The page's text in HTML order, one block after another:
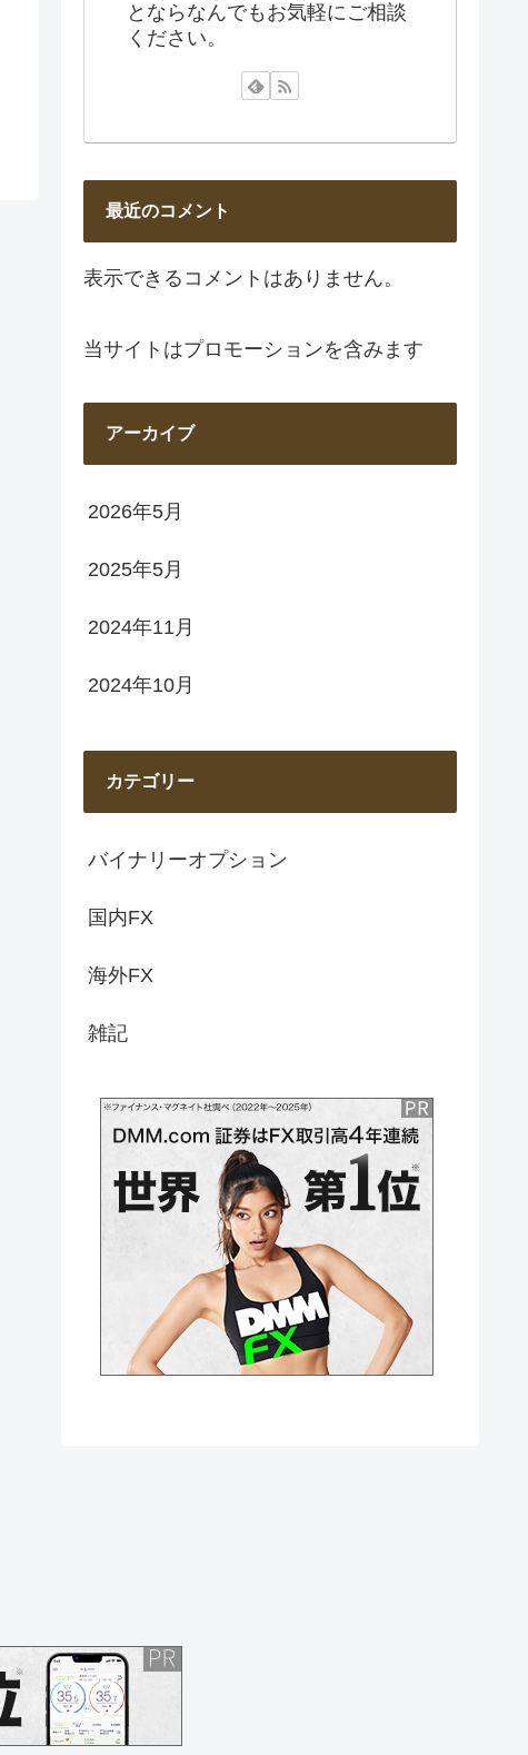
とならなんでもお気軽にご相談
ください。
最近のコメント
表示できるコメントはありません。
当サイトはプロモーションを含みます
アーカイブ
2026年5月
2025年5月
2024年11月
2024年10月
カテゴリー
バイナリーオプション
国内FX
海外FX
雑記